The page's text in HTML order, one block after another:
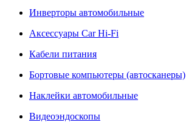
Инверторы автомобильные
Аксессуары Car Hi-Fi
Кабели питания
Бортовые компьютеры (автосканеры)
Наклейки автомобильные
Видеоэндоскопы